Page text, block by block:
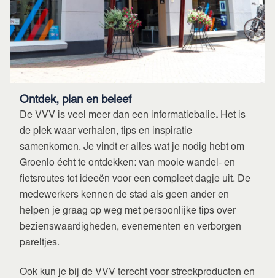
Ontdek, plan en beleef
De VVV is veel meer dan een informatiebalie. Het is
de plek waar verhalen, tips en inspiratie
samenkomen. Je vindt er alles wat je nodig hebt om
Groenlo écht te ontdekken: van mooie wandel- en
fietsroutes tot ideeën voor een compleet dagje uit. De
medewerkers kennen de stad als geen ander en
helpen je graag op weg met persoonlijke tips over
bezienswaardigheden, evenementen en verborgen
pareltjes.
Ook kun je bij de VVV terecht voor streekproducten en